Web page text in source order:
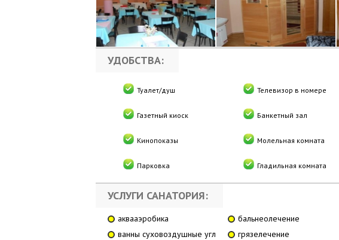
УДОБСТВА:
Туалет/душ Телевизор в номере
Газетный киоск Банкетный зал
Кинопоказы Молельная комната
Парковка Гладильная комната
УСЛУГИ САНАТОРИЯ:
аквааэробика бальнеолечение
ванны суховоздушные углекислыегрязелечение